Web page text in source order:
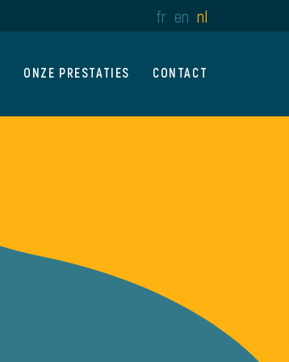
fr en nl
ONZE PRESTATIES CONTACT